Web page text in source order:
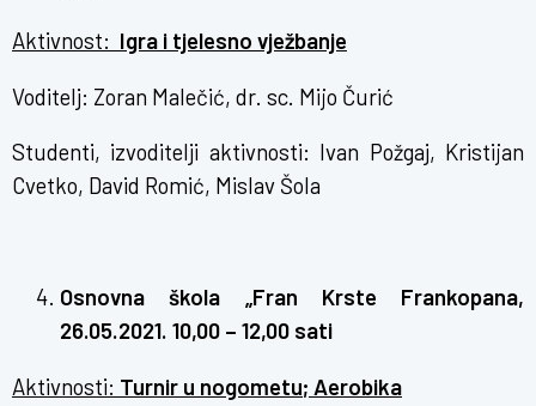
Aktivnost: Igra i tjelesno vježbanje
Voditelj: Zoran Malečić, dr. sc. Mijo Čurić
Studenti, izvoditelji aktivnosti: Ivan Požgaj, Kristijan
Cvetko, David Romić, Mislav Šola
Osnovna škola „Fran Krste Frankopana,
26.05.2021. 10,00 – 12,00 sati
Aktivnosti: Turnir u nogometu; Aerobika